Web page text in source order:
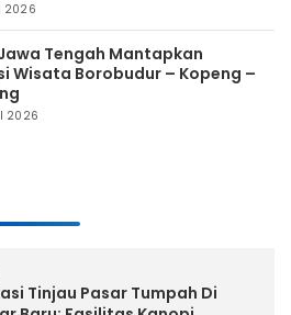
2026
Tengah Mantapkan
Wisata Borobudur – Kopeng –
2026
Tinjau Pasar Tumpah Di